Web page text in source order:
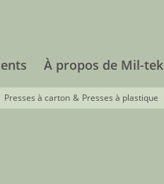
À propos de Mil-tek
Presses à carton & Presses à plastique